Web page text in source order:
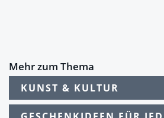
Mehr zum Thema
KUNST & KULTUR